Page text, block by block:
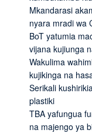
Mkandarasi
nyara mradi wa
BoT yatumia
vijana kujiunga
Wakulima
kujikinga na
Serikali
plastiki
TBA yafungua
na majengo ya